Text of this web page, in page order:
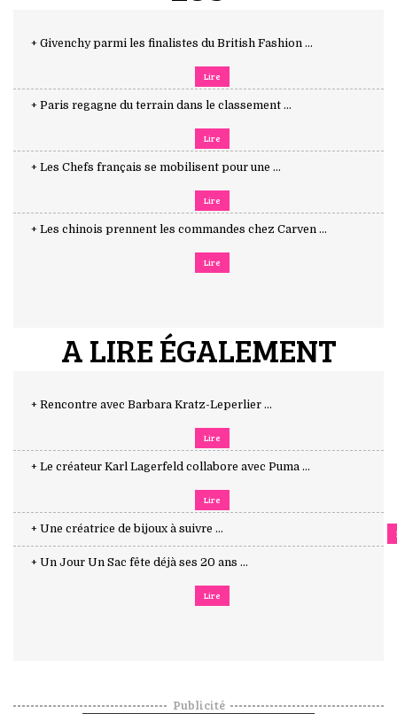
+ Givenchy parmi les finalistes du British Fashion ...
Lire
+ Paris regagne du terrain dans le classement ...
Lire
+ Les Chefs français se mobilisent pour une ...
Lire
+ Les chinois prennent les commandes chez Carven ...
Lire
A LIRE ÉGALEMENT
+ Rencontre avec Barbara Kratz-Leperlier ...
Lire
+ Le créateur Karl Lagerfeld collabore avec Puma ...
Lire
+ Une créatrice de bijoux à suivre ...
+ Un Jour Un Sac fête déjà ses 20 ans ...
Lire
Publicité